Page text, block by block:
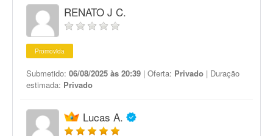
RENATO J C.
Promovida
Submetido: 06/08/2025 às 20:39 | Oferta: Privado | Duração
estimada: Privado
Lucas A.